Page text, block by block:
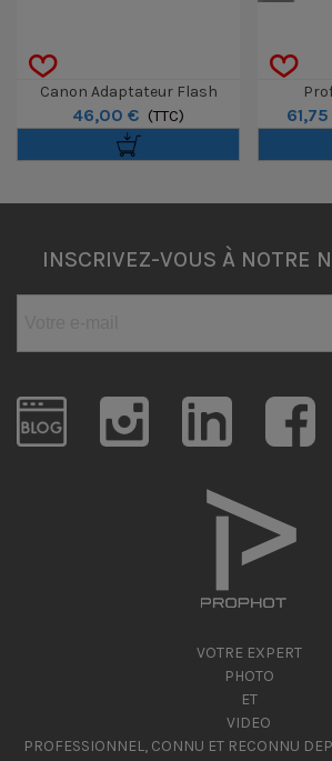
Canon Adaptateur Flash
Macro 67 Pour MR14EX /
MT24EX
46,00 € (TTC)
INSCRIVEZ-VOUS À NOTRE
VOTRE EXPERT
PHOTO
ET
VIDEO
PROFESSIONNEL, CONNU ET RECONNU